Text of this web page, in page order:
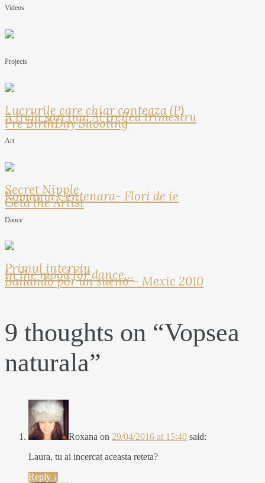
Videos
Projects
Lucrurile care chiar conteaza (P)
A treia sarcina: Al treilea trimestru
Pre BirthDay Shooting
Art
Secret Nipple
Romania Centenara- Flori de ie
Geta the Artist
Dance
Primul interviu
In the mood for dance…
Bailando por un sueno – Mexic 2010
9 thoughts on “Vopsea
naturala”
Roxana on 29/04/2016 at 15:40 said:
Laura, tu ai incercat aceasta reteta?
Reply ↓